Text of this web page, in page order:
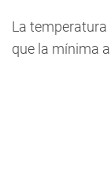
La
que la mínima